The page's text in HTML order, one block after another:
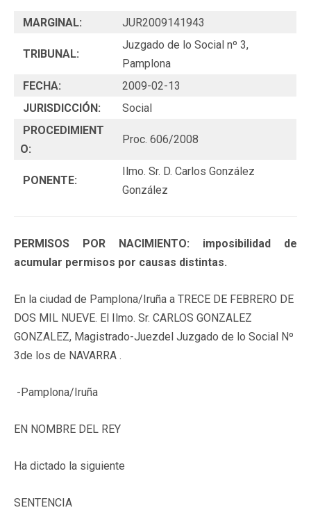
MARGINAL: JUR2009141943
TRIBUNAL:
Juzgado de lo Social nº 3,
Pamplona
FECHA:
2009-02-13
JURISDICCIÓN:
Social
PROCEDIMIENT
O:
Proc. 606/2008
PONENTE:
Ilmo. Sr. D. Carlos González
González
PERMISOS POR NACIMIENTO: imposibilidad de
acumular permisos por causas distintas.
En la ciudad de Pamplona/Iruña a TRECE DE FEBRERO DE
DOS MIL NUEVE. El Ilmo. Sr. CARLOS GONZALEZ
GONZALEZ, Magistrado-Juezdel Juzgado de lo Social Nº
3de los de NAVARRA .
-Pamplona/Iruña
EN NOMBRE DEL REY
Ha dictado la siguiente
SENTENCIA